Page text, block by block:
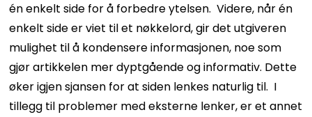
én enkelt side for å forbedre ytelsen. Videre, når én
enkelt side er viet til et nøkkelord, gir det utgiveren
mulighet til å kondensere informasjonen, noe som
gjør artikkelen mer dyptgående og informativ. Dette
øker igjen sjansen for at siden lenkes naturlig til. I
tillegg til problemer med eksterne lenker, er et annet